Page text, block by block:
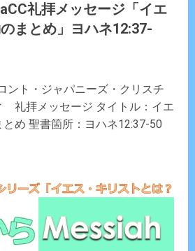
礼拝メッセージ「イエ
まとめ」ヨハネ12:37-
ト・ジャパニーズ・クリスチ
礼拝メッセージ タイトル：イエ
め 聖書箇所：ヨハネ12:37-50